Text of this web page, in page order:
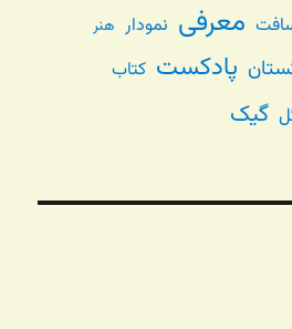
معرفی نمودار هنر
پادکست کتاب
گیک